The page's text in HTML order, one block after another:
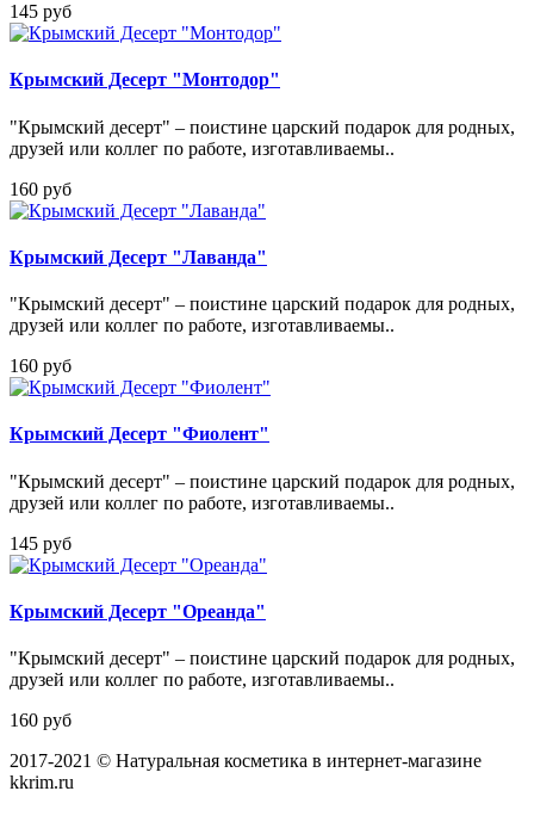
145 руб
Крымский Десерт "Монтодор"
"Крымский десерт" – поистине царский подарок для родных,
друзей или коллег по работе, изготавливаемы..
160 руб
Крымский Десерт "Лаванда"
"Крымский десерт" – поистине царский подарок для родных,
друзей или коллег по работе, изготавливаемы..
160 руб
Крымский Десерт "Фиолент"
"Крымский десерт" – поистине царский подарок для родных,
друзей или коллег по работе, изготавливаемы..
145 руб
Крымский Десерт "Ореанда"
"Крымский десерт" – поистине царский подарок для родных,
друзей или коллег по работе, изготавливаемы..
160 руб
2017-2021 © Натуральная косметика в интернет-магазине
kkrim.ru